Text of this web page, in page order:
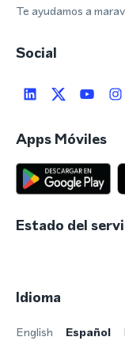
Te ayudamos a
Social
Apps Móviles
Estado del
Idioma
English Español